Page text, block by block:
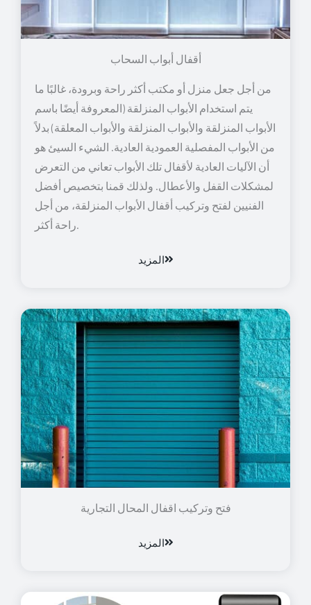
أقفال أبواب السحاب
من أجل جعل منزل أو مكتب أكثر راحة وبرودة، غالبًا ما
يتم استخدام الأبواب المنزلقة (المعروفة أيضًا باسم
الأبواب المنزلقة والأبواب المنزلقة والأبواب المعلقة) بدلاً
من الأبواب المفصلية العمودية العادية. الشيء السيئ هو
أن الآليات العادية لأقفال تلك الأبواب تعاني من التعرض
لمشكلات القفل والأعطال. ولذلك قمنا بتخصيص أفضل
الفنيين لفتح وتركيب أقفال الأبواب المنزلقة، من أجل
راحة أكثر.
المزيد
فتح وتركيب اقفال المحال التجارية
المزيد